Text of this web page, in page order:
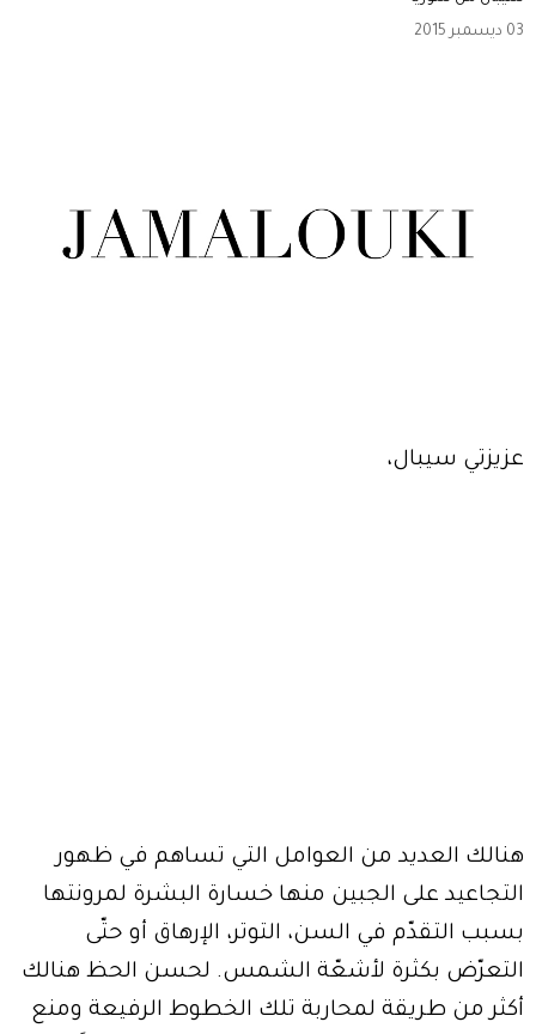
03 ديسمبر 2015
عزيزتي سيبال،
هنالك العديد من العوامل التي تساهم في ظهور
التجاعيد على الجبين منها خسارة البشرة لمرونتها
بسبب التقدّم في السن، التوتر، الإرهاق أو حتّى
التعرّض بكثرة لأشعّة الشمس. لحسن الحظ هنالك
أكثر من طريقة لمحاربة تلك الخطوط الرفيعة ومنع